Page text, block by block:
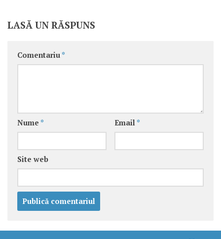
LASĂ UN RĂSPUNS
Comentariu *
Nume * Email *
Site web